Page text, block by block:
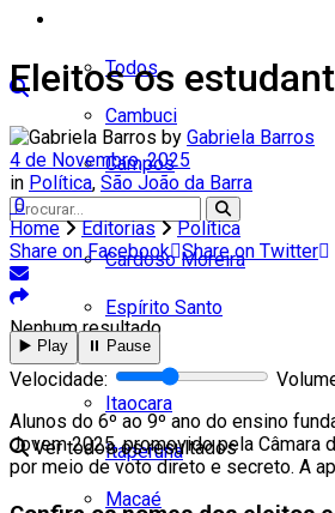
Todos
Cambuci
Campos
Cardoso Moreira
Espírito Santo
Italva
Itaocara
Itaperuna
Macaé
Nenhum resultado
Ver todos os resultados
Eleitos os
by Gabriela Barros
4 de Novembro, 2025
in Política, São João da Barra
0
Home
Editorias
Política
Share on Facebook Share on Twitter
▶️ Play ⏸️ Pause
Velocidade:
Alunos do 6º ao 9º ano do ensino
Jovem 2025, promovido pela Câmara
por meio de voto direto e secreto. A